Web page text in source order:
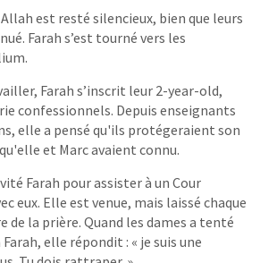
est resté silencieux, bien que leurs
Farah s’est tourné vers les
Farah s’inscrit leur 2-year-old,
confessionnels. Depuis enseignants
elle a pensé qu'ils protégeraient son
et Marc avaient connu.
Farah pour assister à un Cour
eux. Elle est venue, mais laissé chaque
de la prière. Quand les dames a tenté
elle répondit : « je suis une